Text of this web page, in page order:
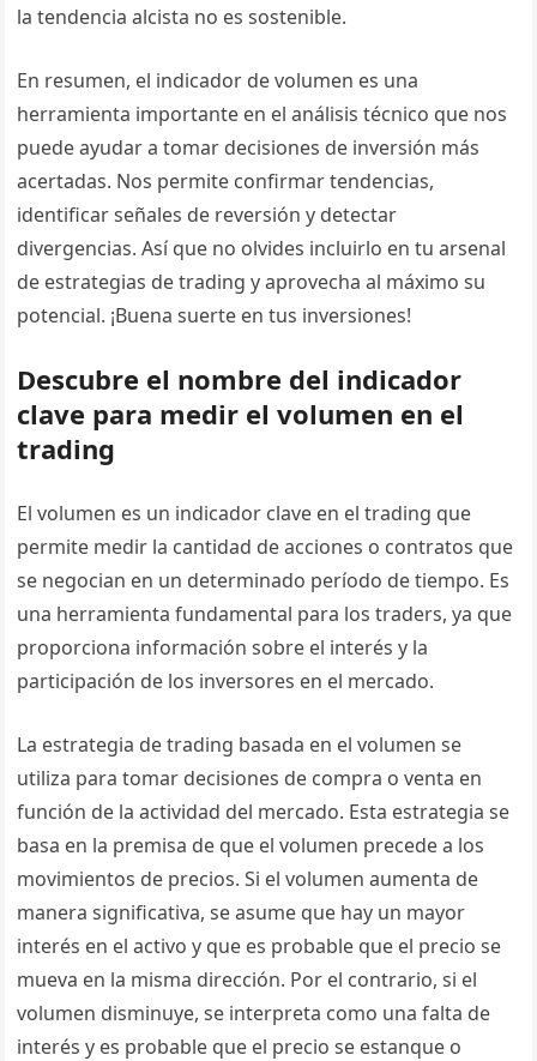
la tendencia alcista no es sostenible.
En resumen, el indicador de volumen es una
herramienta importante en el análisis técnico que nos
puede ayudar a tomar decisiones de inversión más
acertadas. Nos permite confirmar tendencias,
identificar señales de reversión y detectar
divergencias. Así que no olvides incluirlo en tu arsenal
de estrategias de trading y aprovecha al máximo su
potencial. ¡Buena suerte en tus inversiones!
Descubre el nombre del indicador
clave para medir el volumen en el
trading
El volumen es un indicador clave en el trading que
permite medir la cantidad de acciones o contratos que
se negocian en un determinado período de tiempo. Es
una herramienta fundamental para los traders, ya que
proporciona información sobre el interés y la
participación de los inversores en el mercado.
La estrategia de trading basada en el volumen se
utiliza para tomar decisiones de compra o venta en
función de la actividad del mercado. Esta estrategia se
basa en la premisa de que el volumen precede a los
movimientos de precios. Si el volumen aumenta de
manera significativa, se asume que hay un mayor
interés en el activo y que es probable que el precio se
mueva en la misma dirección. Por el contrario, si el
volumen disminuye, se interpreta como una falta de
interés y es probable que el precio se estanque o